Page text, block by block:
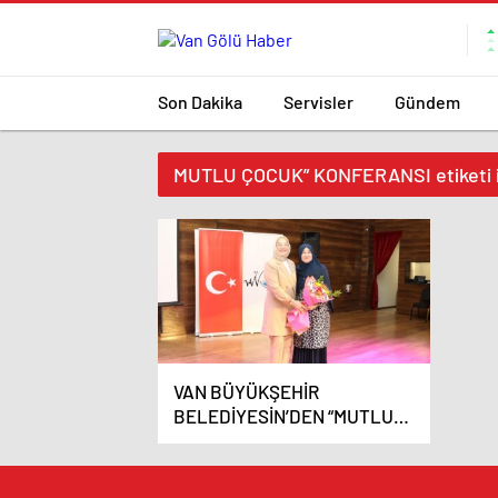
Son Dakika Servisler Gündem
MUTLU ÇOCUK” KONFERANSI
VAN BÜYÜKŞEHİR
BELEDİYESİN’DEN “MUTLU
AİLE, MUTLU ÇOCUK”
KONFERANSI